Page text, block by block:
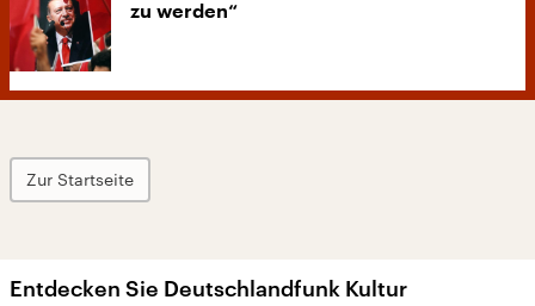
zu werden“
Zur Startseite
Entdecken Sie Deutschlandfunk Kultur